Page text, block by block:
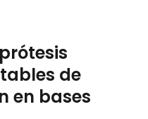
de
en bases